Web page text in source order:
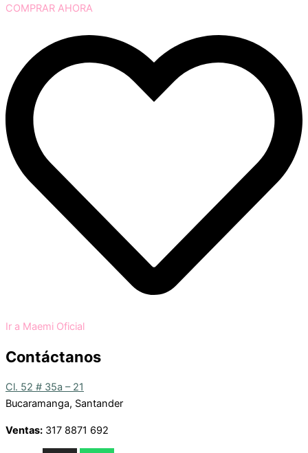
COMPRAR AHORA
Ir a Maemi Oficial
Contáctanos
Cl. 52 # 35a – 21
Bucaramanga, Santander
Ventas: 317 8871 692